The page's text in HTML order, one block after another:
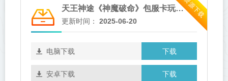
资源下载
天王神途《神魔破命》包服卡玩法全面更新、新游独献、白嫖礼包不封顶、在线挂机领取VIP（四极天威,玄煌之力等特色玩法邀你来战）
更新时间： 2025-06-20
下载
电脑下载
下载
安卓下载